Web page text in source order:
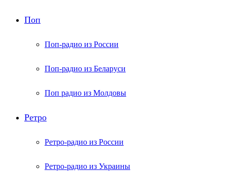
Поп
Поп-радио из России
Поп-радио из Беларуси
Поп радио из Молдовы
Ретро
Ретро-радио из России
Ретро-радио из Украины